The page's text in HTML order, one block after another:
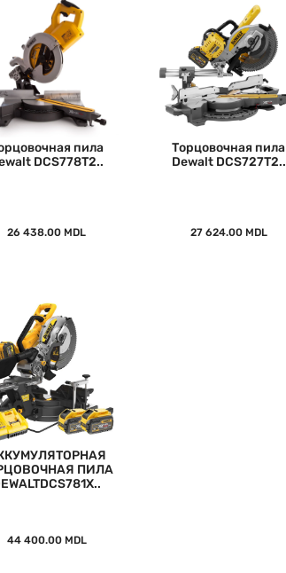
пила
DCS778T2..
26 438.00 MDL
Торцовочная пила
Dewalt DCS727T2..
27 624.00 MDL
ПИЛА
44 400.00 MDL